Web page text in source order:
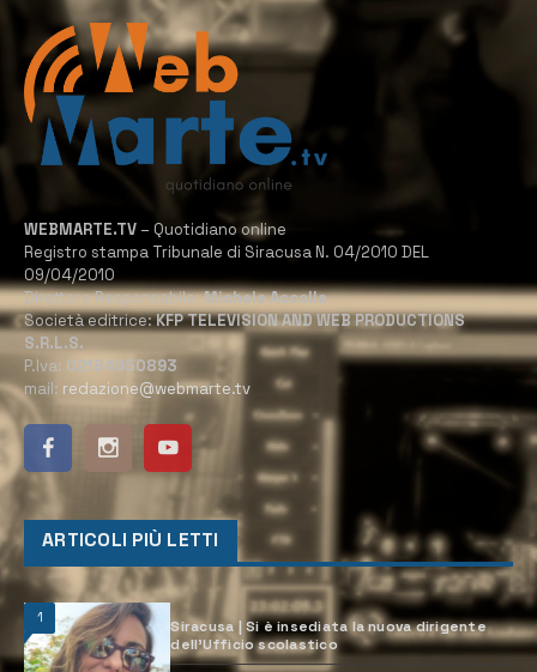
WEBMARTE.TV – Quotidiano online
Registro stampa Tribunale di Siracusa N. 04/2010 DEL
09/04/2010
Direttore Responsabile:Michele Accolla
Società editrice:KFP TELEVISION AND WEB PRODUCTIONS
S.R.L.S.
P.Iva: 02184950893
mail: redazione@webmarte.tv
ARTICOLI PIÙ LETTI
1
Siracusa | Si è insediata la nuova dirigente
dell’Ufficio scolastico